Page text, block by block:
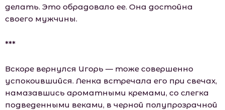
делать. Это обрадовало ее. Она достойна
своего мужчины.
***
Вскоре вернулся Игорь — тоже совершенно
успокоившийся. Ленка встречала его при свечах,
намазавшись ароматными кремами, со слегка
подведенными веками, в черной полупрозрачной